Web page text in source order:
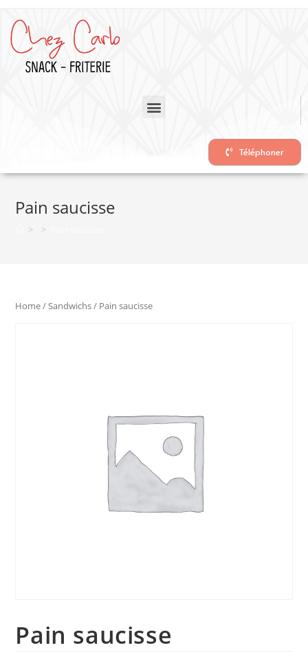
Téléphoner
Pain saucisse
> >
Home/Sandwichs/ Pain saucisse
Pain saucisse